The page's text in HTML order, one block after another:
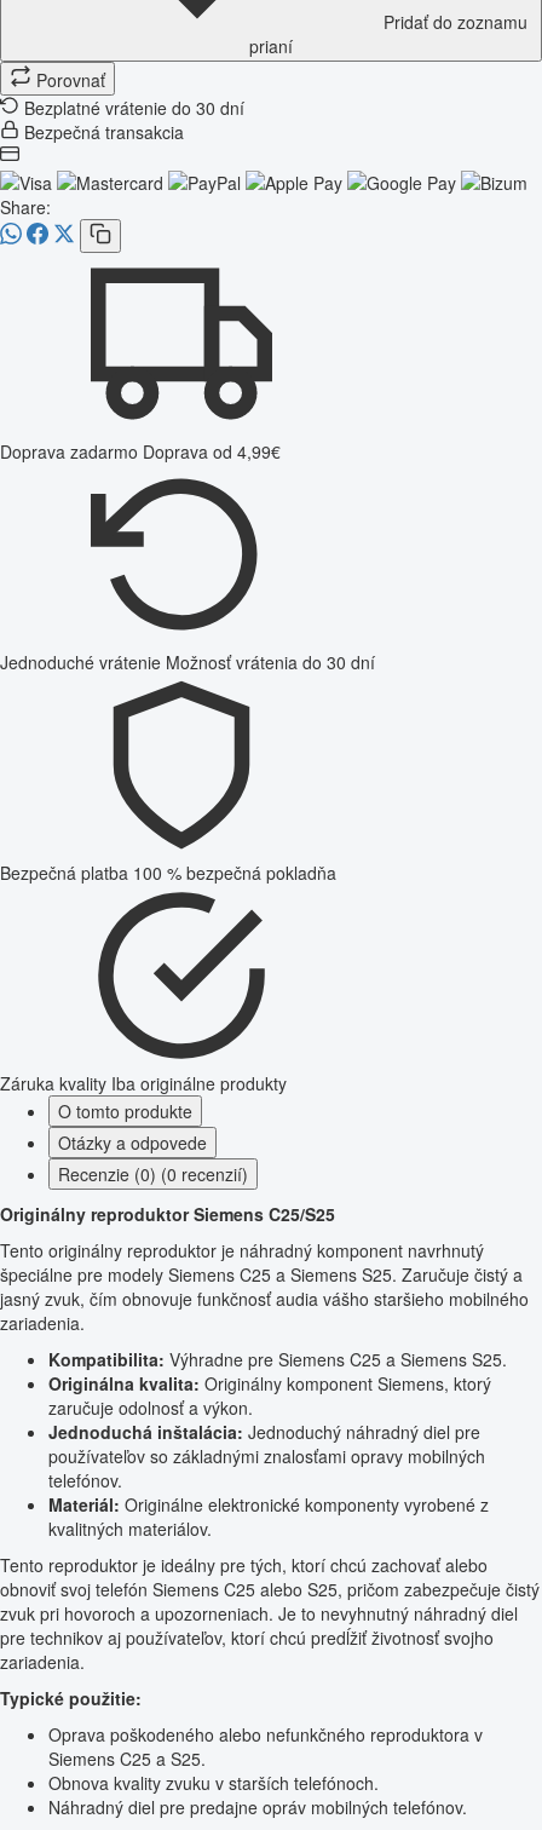
Pridať do zoznamu
prianí
Porovnať
Bezplatné vrátenie do 30 dní
Bezpečná transakcia
Share:
Doprava zadarmo Doprava od 4,99€
Jednoduché vrátenie Možnosť vrátenia do 30 dní
Bezpečná platba 100 % bezpečná pokladňa
Záruka kvality Iba originálne produkty
O tomto produkte
Otázky a odpovede
Recenzie (0) (0 recenzií)
Originálny reproduktor Siemens C25/S25
Tento originálny reproduktor je náhradný komponent navrhnutý
špeciálne pre modely Siemens C25 a Siemens S25. Zaručuje čistý a
jasný zvuk, čím obnovuje funkčnosť audia vášho staršieho mobilného
zariadenia.
Kompatibilita: Výhradne pre Siemens C25 a Siemens S25.
Originálna kvalita: Originálny komponent Siemens, ktorý
zaručuje odolnosť a výkon.
Jednoduchá inštalácia: Jednoduchý náhradný diel pre
používateľov so základnými znalosťami opravy mobilných
telefónov.
Materiál: Originálne elektronické komponenty vyrobené z
kvalitných materiálov.
Tento reproduktor je ideálny pre tých, ktorí chcú zachovať alebo
obnoviť svoj telefón Siemens C25 alebo S25, pričom zabezpečuje čistý
zvuk pri hovoroch a upozorneniach. Je to nevyhnutný náhradný diel
pre technikov aj používateľov, ktorí chcú predĺžiť životnosť svojho
zariadenia.
Typické použitie:
Oprava poškodeného alebo nefunkčného reproduktora v
Siemens C25 a S25.
Obnova kvality zvuku v starších telefónoch.
Náhradný diel pre predajne opráv mobilných telefónov.